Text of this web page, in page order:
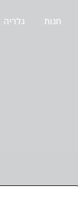
חנות גלריה